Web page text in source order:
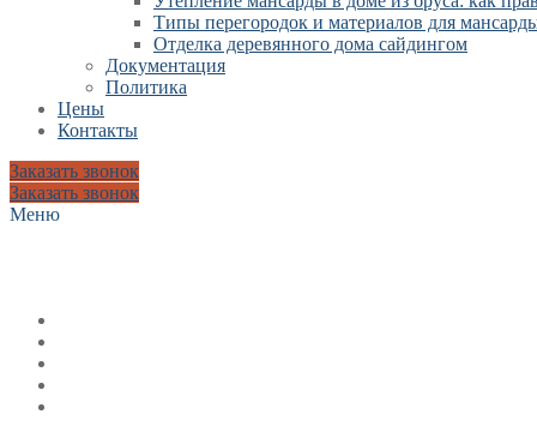
Типы перегородок и материалов для
Отделка деревянного дома сайдингом
Документация
Политика
Цены
Контакты
Заказать звонок
Заказать звонок
Меню